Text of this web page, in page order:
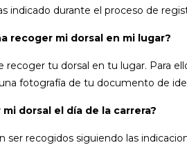
indicado durante el proceso de
recoger mi dorsal en mi lugar?
recoger tu dorsal en tu lugar. Para
fotografía de tu documento de
dorsal el día de la carrera?
ser recogidos siguiendo las